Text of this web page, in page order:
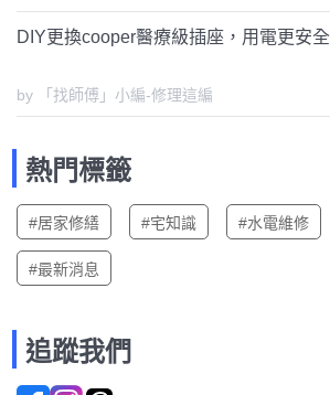
DIY更換cooper醫療級插座，用電更安全
by 「找師傅」小編-修理這編
熱門標籤
#居家修繕 #宅知識 #水電維修
#最新消息
追蹤我們